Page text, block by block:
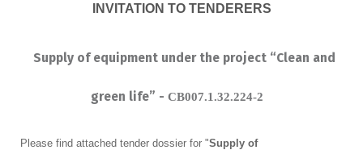
INVITATION TO TENDERERS
Supply of equipmentunderthe project “Clean and
green life” - CB007.1.32.224-2
Please find attached tender dossier for "Supply of